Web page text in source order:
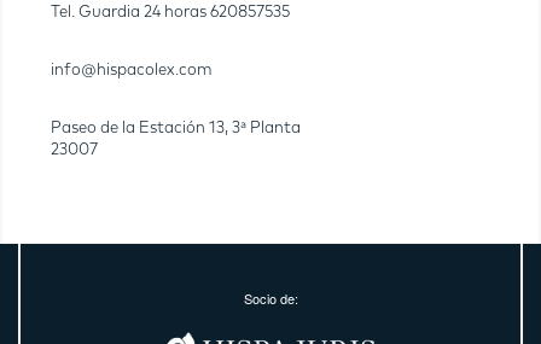
Tel. Guardia 24 horas 620857535
info@hispacolex.com
Paseo de la Estación 13, 3ª Planta
23007
Socio de: